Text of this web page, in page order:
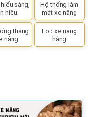
sáng,
hiệu
Hệ thống làm
mát xe nâng
thắng
nâng
Lọc xe nâng
hàng